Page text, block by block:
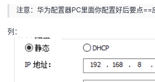
注意：华为配置器PC里面你配置好后要点==
列：